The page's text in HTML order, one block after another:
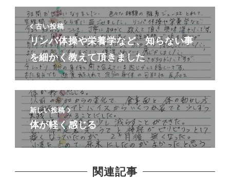
古い投稿
リンパ体操や栄養学など、知らない事
を細かく教えて頂きました
新しい投稿
体が軽く感じる
関連記事